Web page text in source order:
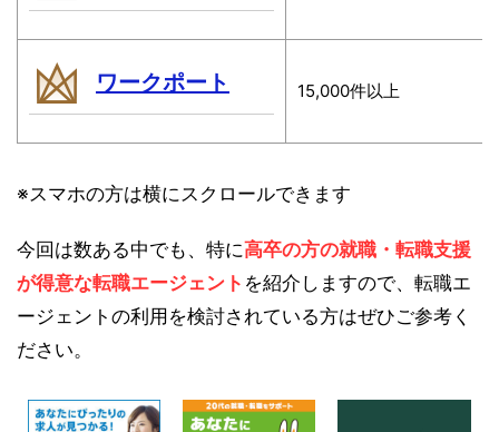
ワークポート 15,000件以上
※スマホの方は横にスクロールできます
今回は数ある中でも、特に高卒の方の就職・転職支援
が得意な転職エージェント を紹介しますので、転職エ
ージェントの利用を検討されている方はぜひご参考く
ださい。